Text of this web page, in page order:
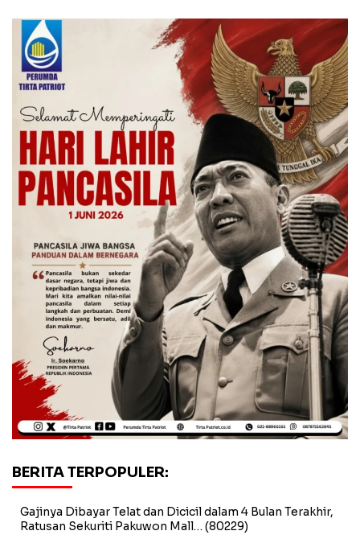
BERITA TERPOPULER:
Gajinya Dibayar Telat dan Dicicil dalam 4 Bulan Terakhir,
Ratusan Sekuriti Pakuwon Mall… (80229)